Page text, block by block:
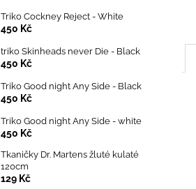
Triko Cockney Reject - White
450 Kč
triko Skinheads never Die - Black
450 Kč
Triko Good night Any Side - Black
450 Kč
Triko Good night Any Side - white
450 Kč
Tkaničky Dr. Martens žluté kulaté
120cm
129 Kč